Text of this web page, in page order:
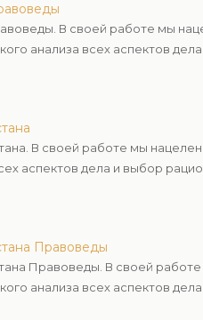
В своей работе мы
анализа всех аспектов
В своей работе мы
аспектов дела и выбор
Правоведы
Правоведы. В своей
анализа всех аспектов